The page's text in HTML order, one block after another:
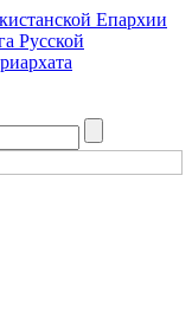
Епархии
Русской